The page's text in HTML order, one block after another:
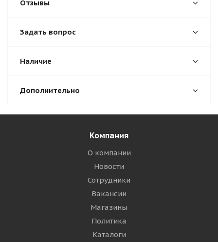
Отзывы
Задать вопрос
Наличие
Дополнительно
Компания
О компании
Новости
Сотрудники
Вакансии
Магазины
Политика
Каталоги